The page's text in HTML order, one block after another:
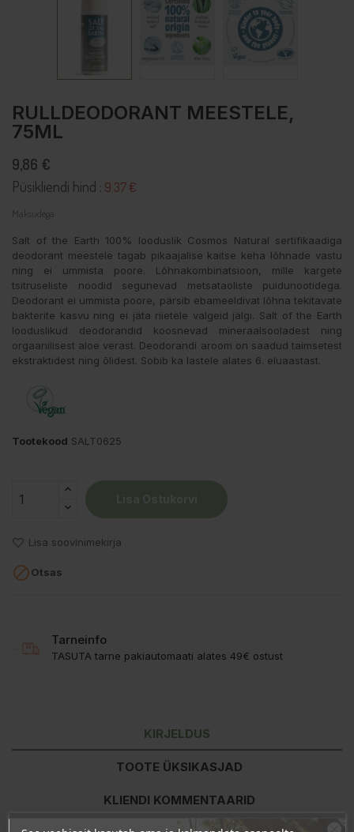
RULLDEODORANT MEESTELE,
75ML
9,86 €
Püsikliendi hind : 9.37 €
Maksudega
Salt of the Earth 100% looduslik Cosmos Natural sertifikaadiga
deodorant meestele tagab pikaajalise kaitse keha lõhnade vastu
ning ei ummista poore. Lõhnakombinatsioon, mille kargete
tsitruseliste noodid segunevad metsataoliste puidunootidega.
Deodorant ei ummista poore, pärsib ebameeldivat lõhna tekitavate
bakterite kasvu ning ei jäta riietele valgeid jälgi. Salt of the Earth
looduslikud deodorandid koosnevad mineraalsooladest ning
orgaanilisest aloe verast. Deodorandi aroom on saadud taimsetest
ekstraktidest ning õlidest. Sobib ka lastele alates 6. eluaastast.
Tootekood SALT0625
Lisa soovinimekirja
Otsas
Tarneinfo
TASUTA tarne pakiautomaati alates 49€ ostust
KIRJELDUS
TOOTE ÜKSIKASJAD
KLIENDI KOMMENTAARID